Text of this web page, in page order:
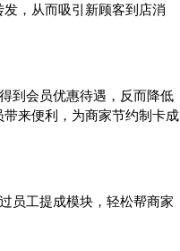
，从而吸引新顾客到店消
到会员优惠待遇，反而降低
来便利，为商家节约制卡成
员工提成模块，轻松帮商家